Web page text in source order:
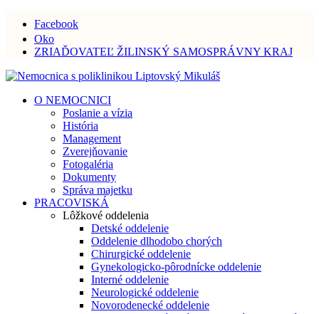
Facebook
Oko
ZRIAĎOVATEĽ ŽILINSKÝ SAMOSPRÁVNY KRAJ
O NEMOCNICI
Poslanie a vízia
História
Management
Zverejňovanie
Fotogaléria
Dokumenty
Správa majetku
PRACOVISKÁ
Lôžkové oddelenia
Detské oddelenie
Oddelenie dlhodobo chorých
Chirurgické oddelenie
Gynekologicko-pôrodnícke oddelenie
Interné oddelenie
Neurologické oddelenie
Novorodenecké oddelenie